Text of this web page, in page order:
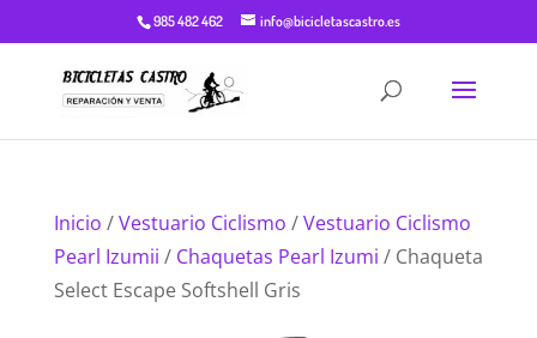
985 482 462 info@bicicletascastro.es
Inicio /Vestuario Ciclismo /Vestuario Ciclismo
Pearl Izumii / Chaquetas Pearl Izumi / Chaqueta
Select Escape Softshell Gris